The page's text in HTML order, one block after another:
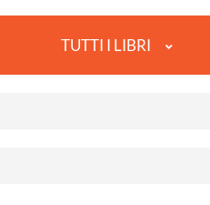
TUTTI I LIBRI